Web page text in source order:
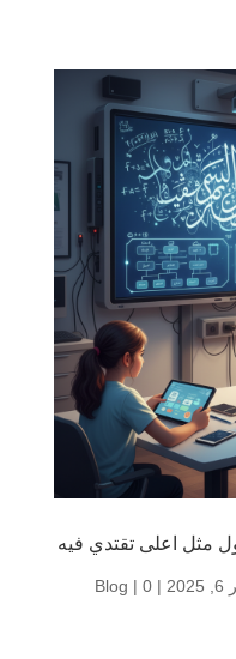
مثل اعلى تقتدي فيه
|
Blog |0